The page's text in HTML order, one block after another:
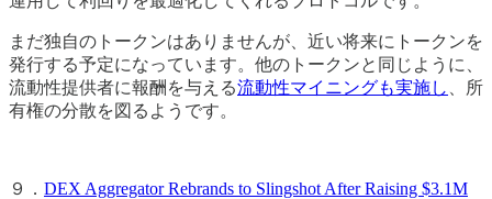
まだ独自のトークンはありませんが、近い将来にトークンを
発行する予定になっています。他のトークンと同じように、
流動性提供者に報酬を与える流動性マイニングも実施し
、所
有権の分散を図るようです。
９． DEX Aggregator Rebrands to Slingshot After Raising $3.1M